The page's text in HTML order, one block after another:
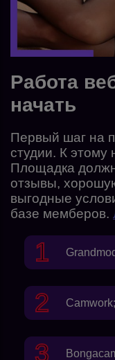
Работа
начать
Первый шаг на
студии. К этому
Площадка
отзывы,
выгодные
базе мемберов.
Camwork;